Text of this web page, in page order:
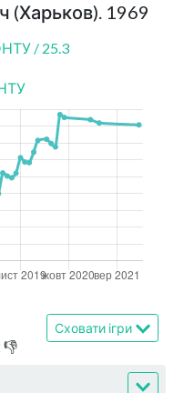
(Харьков). 1969
/ 25.3
👎
Сховати ігри